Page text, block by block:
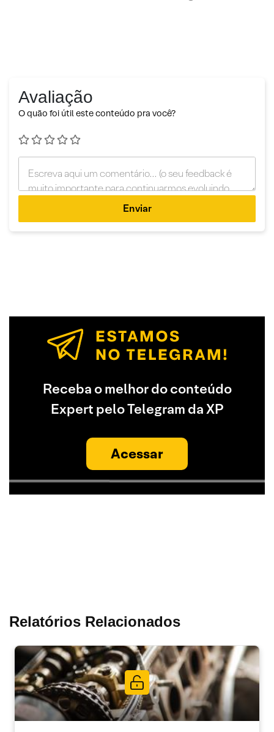
Avaliação
O quão foi útil este conteúdo pra você?
Enviar
Receba o melhor do conteúdo
Expert pelo Telegram da XP
Acessar
Relatórios Relacionados